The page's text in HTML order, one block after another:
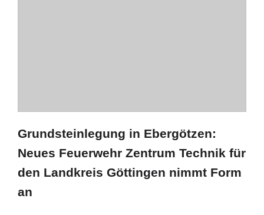
Grundsteinlegung in Ebergötzen:
Neues Feuerwehr Zentrum Technik für
den Landkreis Göttingen nimmt Form
an